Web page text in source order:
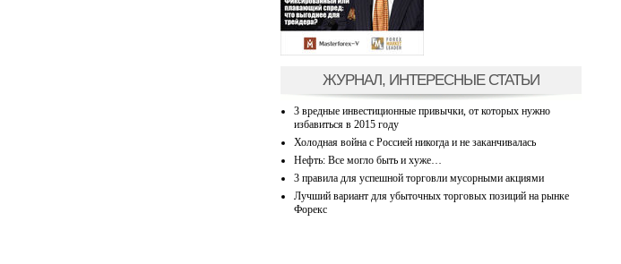
ЖУРНАЛ, ИНТЕРЕСНЫЕ СТАТЬИ
3 вредные инвестиционные привычки, от которых нужно
избавиться в 2015 году
Холодная война с Россией никогда и не заканчивалась
Нефть: Все могло быть и хуже…
3 правила для успешной торговли мусорными акциями
Лучший вариант для убыточных торговых позиций на рынке
Форекс